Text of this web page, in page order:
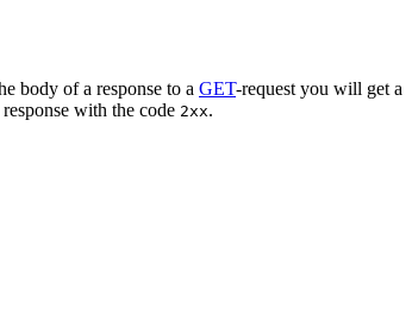
body of a response to a GET-request you will get a
with the code 2xx.